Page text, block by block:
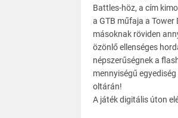
Battles-höz, a cím
a GTB műfaja a Tower
másoknak röviden
özönlő ellenséges
népszerűségnek a
mennyiségű
oltárán!
A játék digitális úton